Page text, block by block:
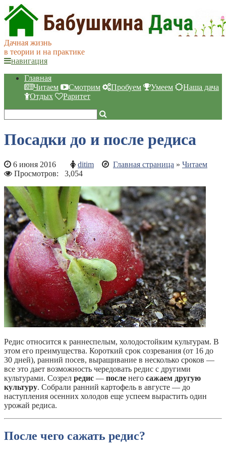
Дачная жизнь
в теории и на практике
навигация
Главная
Читаем
Смотрим Пробуем Умеем
Наша дача
Отдых
Раритет
Посадки до и после редиса
6 июня 2016 ditim Главная страница » Читаем
Просмотров: 3,054
Редис относится к раннеспелым, холодостойким культурам. В
этом его преимущества. Короткий срок созревания (от 16 до
30 дней), ранний посев, выращивание в несколько сроков —
все это дает возможность чередовать редис с другими
культурами. Созрел редис — после него сажаем другую
культуру. Собрали ранний картофель в августе — до
наступления осенних холодов еще успеем вырастить один
урожай редиса.
После чего сажать редис?